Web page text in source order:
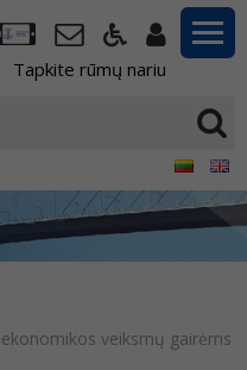
Tapkite rūmų nariu
veiksmų gairėms